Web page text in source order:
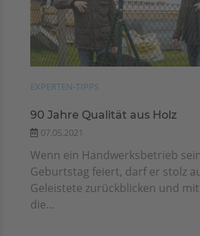
EXPERTEN-TIPPS
90 Jahre Qualität aus Holz
07.05.2021
Wenn ein Handwerksbetrieb
Geburtstag feiert, darf er stolz
Geleistete zurückblicken und
die...